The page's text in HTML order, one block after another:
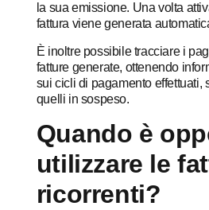
la sua emissione. Una volta
fattura viene generata
È inoltre possibile tracciare i
fatture generate, ottenendo
sui cicli di pagamento effettuati,
quelli in sospeso.
Quando è
utilizzare le
ricorrenti?